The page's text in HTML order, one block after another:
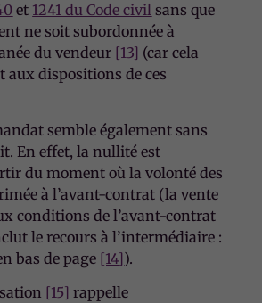
et 1241 du Code civil sans que
ne soit subordonnée à
du vendeur [13] (car cela
aux dispositions de ces
semble également sans
En effet, la nullité est
du moment où la volonté des
à l’avant-contrat (la vente
conditions de l’avant-contrat
le recours à l’intermédiaire :
bas de page [14]).
[15] rappelle